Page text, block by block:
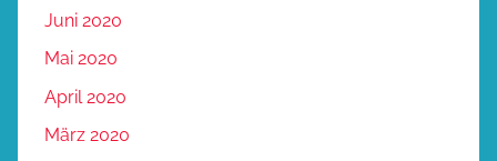
Juni 2020
Mai 2020
April 2020
März 2020